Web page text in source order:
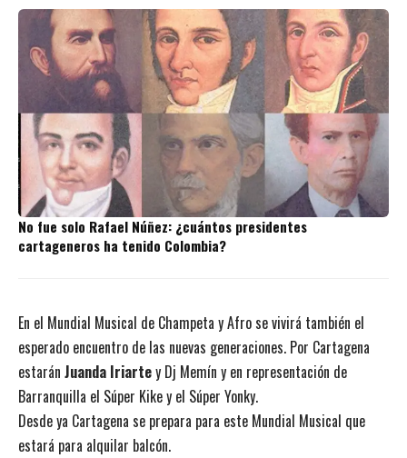
No fue solo Rafael Núñez: ¿cuántos presidentes
cartageneros ha tenido Colombia?
En el Mundial Musical de Champeta y Afro se vivirá también el
esperado encuentro de las nuevas generaciones. Por Cartagena
estarán Juanda Iriartey Dj Memín y en representación de
Barranquilla el Súper Kike y el Súper Yonky.
Desde ya Cartagena se prepara para este Mundial Musical que
estará para alquilar balcón.